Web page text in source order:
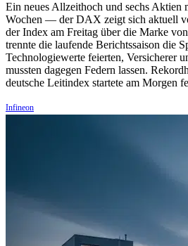
Ein neues Allzeithoch und sechs Aktien
Wochen — der DAX zeigt sich aktuell
der Index am Freitag über die Marke
trennte die laufende Berichtssaison die
Technologiewerte feierten, Versicherer
mussten dagegen Federn lassen.
deutsche Leitindex startete am Morgen
Infineon